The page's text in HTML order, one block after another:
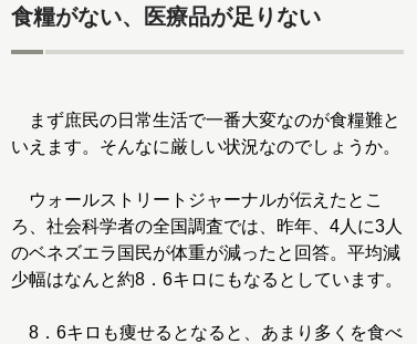
食糧がない、医療品が足りない
まず庶民の日常生活で一番大変なのが食糧難と
いえます。そんなに厳しい状況なのでしょうか。
ウォールストリートジャーナルが伝えたとこ
ろ、社会科学者の全国調査では、昨年、4人に3人
のベネズエラ国民が体重が減ったと回答。平均減
少幅はなんと約8．6キロにもなるとしています。
8．6キロも痩せるとなると、あまり多くを食べ